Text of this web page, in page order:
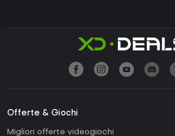
Offerte & Giochi
Migliori offerte videogiochi